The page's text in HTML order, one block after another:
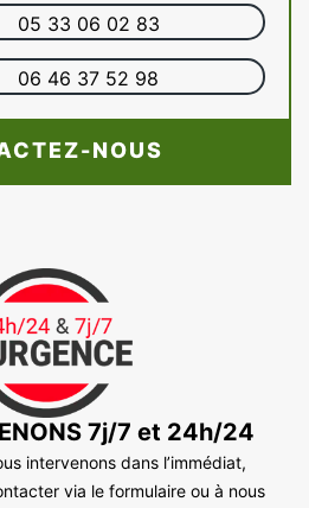
05 33 06 02 83
06 46 37 52 98
NOUS
7j/7 et 24h/24
intervenons dans l’immédiat,
via le formulaire ou à nous